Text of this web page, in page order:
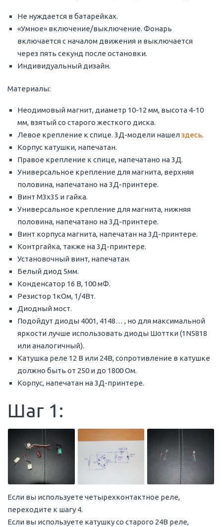
Не нуждается в батарейках.
«Умное» включение/выключение. Фонарь
включается с началом движения и выключается
через пять секунд после остановки.
Индивидуальный дизайн.
Материалы:
Неодимовый магнит, диаметр 10-12 мм, высота 4-10
мм, взятый со старого жесткого диска.
Левое крепление к спице. 3Д-модели нашелздесь.
Корпус катушки, напечатан.
Правое крепление к спице, напечатано на 3Д.
Универсальное крепление для магнита, верхняя
половина, напечатано на 3Д-принтере.
Винт М3х35 и гайка.
Универсальное крепление для магнита, нижняя
половина, напечатано на 3Д-принтере.
Винт корпуса магнита, напечатан на 3Д-принтере.
Контргайка, также на 3Д-принтере.
Установочный винт, напечатан.
Белый диод 5мм.
Конденсатор 16 В, 100 мФ.
Резистор 1кОм, 1/4Вт.
Диодный мост.
Подойдут диоды 4001, 4148… , но для максимальной
яркости лучше использовать диоды Шоттки (1N5818
или аналогичный).
Катушка реле 12 В или 24В, сопротивление в катушке
должно быть от 250 и до 1800 Ом.
Корпус, напечатан на 3Д-принтере.
Шаг 1:
Если вы используете четырехконтактное реле,
переходите к шагу 4.
Если вы используете катушку со старого 24В реле,